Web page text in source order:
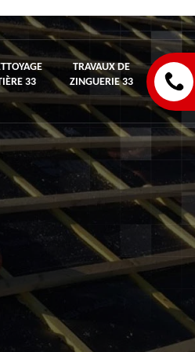
33
TRAVAUX DE
ZINGUERIE 33